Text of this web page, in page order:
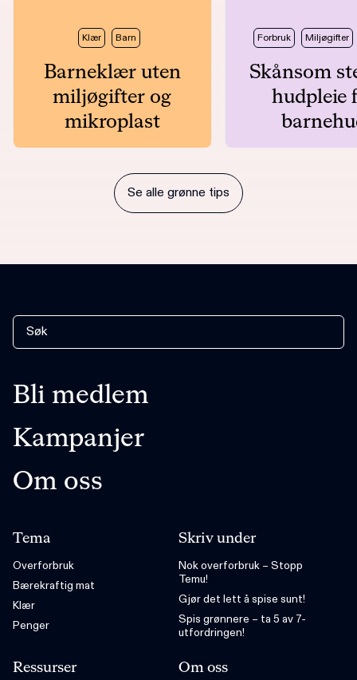
Klær Barn
Barneklær uten
miljøgifter og
mikroplast
Forbruk Miljøgifter
Skånsom
hudpleie
Se alle grønne tips
Bli medlem
Kampanjer
Om oss
Tema
Overforbruk
Bærekraftig mat
Klær
Penger
Skriv under
Nok overforbruk – Stopp
Temu!
Gjør det lett å spise sunt!
Spis grønnere – ta 5 av 7-
utfordringen!
Ressurser Om oss